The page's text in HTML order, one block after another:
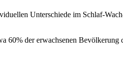
Unterschiede im Schlaf-
60% der erwachsenen